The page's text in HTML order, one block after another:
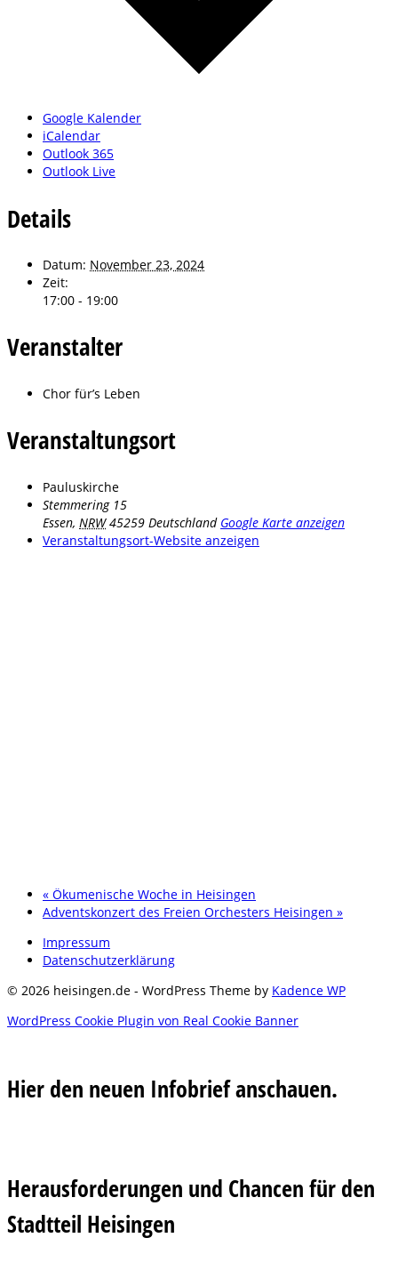
Google Kalender
iCalendar
Outlook 365
Outlook Live
Details
Datum: November 23, 2024
Zeit:
17:00 - 19:00
Veranstalter
Chor für’s Leben
Veranstaltungsort
Pauluskirche
Stemmering 15
Essen, NRW 45259 Deutschland Google Karte anzeigen
Veranstaltungsort-Website anzeigen
« Ökumenische Woche in Heisingen
Adventskonzert des Freien Orchesters Heisingen »
Impressum
Datenschutzerklärung
© 2026 heisingen.de - WordPress Theme by Kadence WP
WordPress Cookie Plugin von Real Cookie Banner
Hier den neuen Infobrief anschauen.
Herausforderungen und Chancen für den
Stadtteil Heisingen